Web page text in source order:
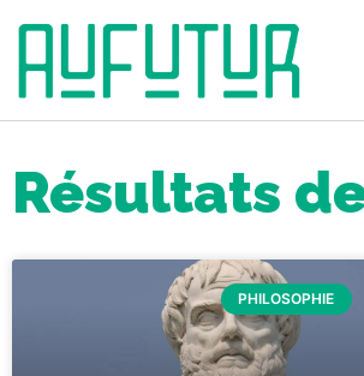
Résultats
PHILOSOPHIE